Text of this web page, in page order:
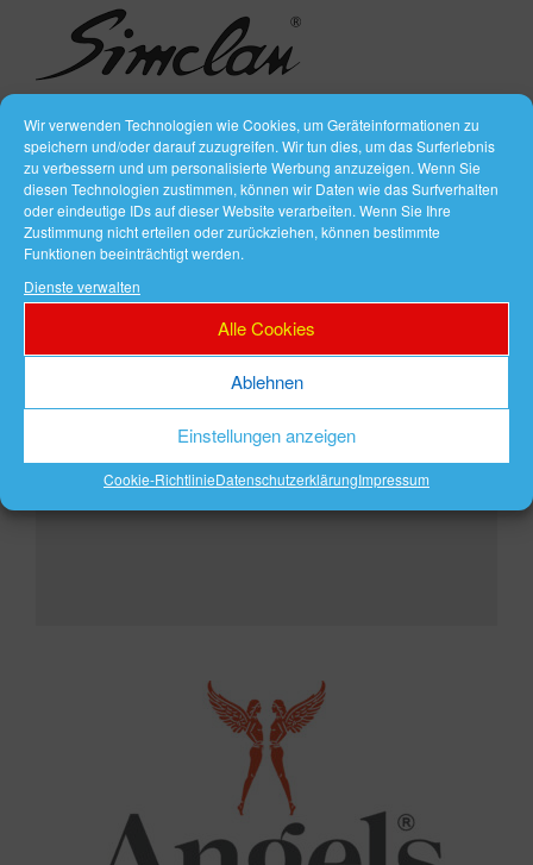
Wir verwenden Technologien wie Cookies, um Geräteinformationen zu
speichern und/oder darauf zuzugreifen. Wir tun dies, um das Surferlebnis
zu verbessern und um personalisierte Werbung anzuzeigen. Wenn Sie
diesen Technologien zustimmen, können wir Daten wie das Surfverhalten
oder eindeutige IDs auf dieser Website verarbeiten. Wenn Sie Ihre
Zustimmung nicht erteilen oder zurückziehen, können bestimmte
Funktionen beeinträchtigt werden.
Dienste verwalten
Alle Cookies
Ablehnen
Einstellungen anzeigen
Cookie-RichtlinieDatenschutzerklärungImpressum
Simclan online kaufen
VERÖFFENTLICHT
AM
FEBRUAR 8, 2018
Angels Jeans Fabrikverkauf